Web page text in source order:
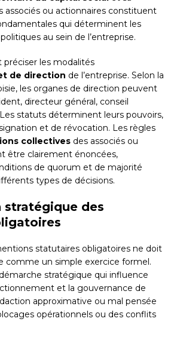
associés ou actionnaires constituent
qui déterminent les
au sein de l’entreprise.
les modalités
de direction de l’entreprise. Selon la
les organes de direction peuvent
directeur général, conseil
statuts déterminent leurs pouvoirs,
et de révocation. Les règles
collectives des associés ou
être clairement énoncées,
de quorum et de majorité
types de décisions.
stratégique des
statutaires obligatoires ne doit
comme un simple exercice formel.
stratégique qui influence
et la gouvernance de
approximative ou mal pensée
opérationnels ou des conflits